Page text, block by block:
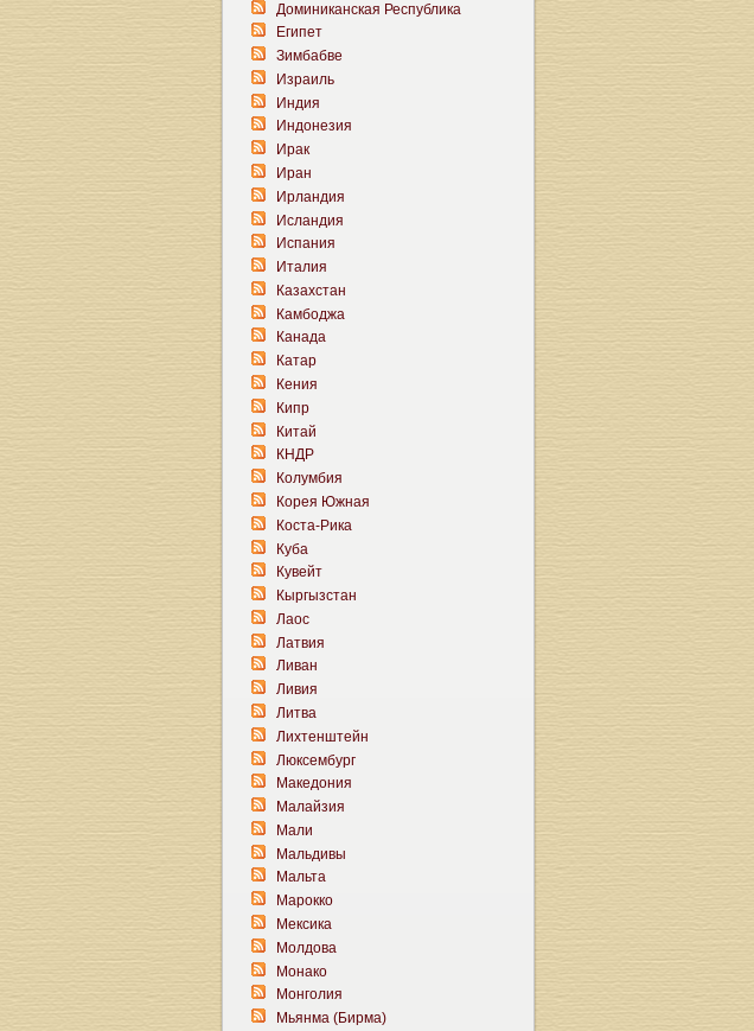
Доминиканская Республика
Египет
Зимбабве
Израиль
Индия
Индонезия
Ирак
Иран
Ирландия
Исландия
Испания
Италия
Казахстан
Камбоджа
Канада
Катар
Кения
Кипр
Китай
КНДР
Колумбия
Корея Южная
Коста-Рика
Куба
Кувейт
Кыргызстан
Лаос
Латвия
Ливан
Ливия
Литва
Лихтенштейн
Люксембург
Македония
Малайзия
Мали
Мальдивы
Мальта
Марокко
Мексика
Молдова
Монако
Монголия
Мьянма (Бирма)